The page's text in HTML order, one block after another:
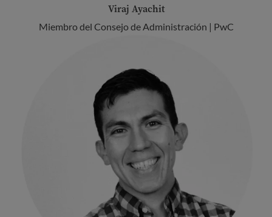
Viraj Ayachit
Miembro del Consejo de Administración | PwC